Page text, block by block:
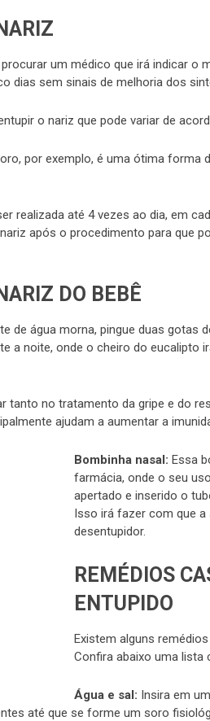
um médico que irá indicar o
dias sem sinais de melhoria dos
o nariz que pode variar de
por exemplo, é uma ótima forma
realizada até 4 vezes ao dia, em
após o procedimento para que
DO BEBÊ
de água morna, pingue duas gotas
a noite, onde o cheiro do eucalipto
tanto no tratamento da gripe e do
ajudam a aumentar a
Bombinha nasal: Essa
farmácia, onde o seu
apertado e inserido o
Isso irá fazer com que
desentupidor.
REMÉDIOS
ENTUPIDO
Existem alguns
Confira abaixo uma lista
Água e sal: Insira em
até que se forme um soro